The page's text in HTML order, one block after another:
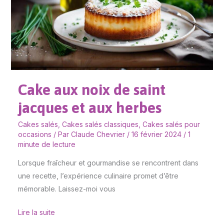
Cake aux noix de saint
jacques et aux herbes
Cakes salés, Cakes salés classiques, Cakes salés pour
occasions / Par Claude Chevrier / 16 février 2024 / 1
minute de lecture
Lorsque fraîcheur et gourmandise se rencontrent dans
une recette, l’expérience culinaire promet d’être
mémorable. Laissez-moi vous
jacques
et
aux
herbes
Lire la suite